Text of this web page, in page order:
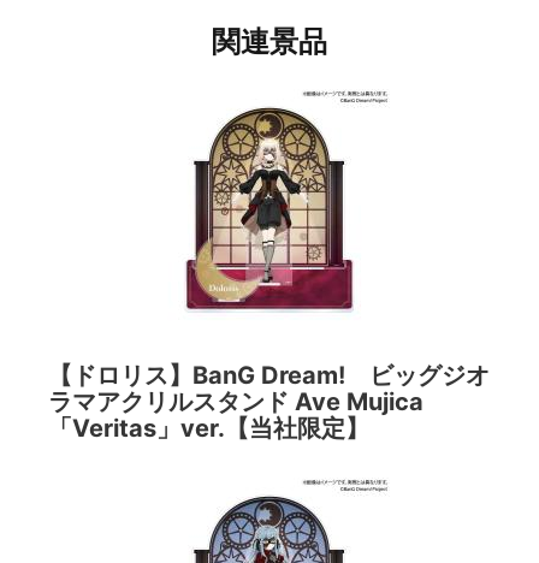
関連景品
【ドロリス】BanG Dream! ビッグジオ
ラマアクリルスタンド Ave Mujica
「Veritas」ver.【当社限定】